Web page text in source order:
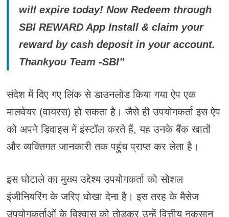
will expire today! Now Redeem through
SBI REWARD App Install & claim your
reward by cash deposit in your account.
Thankyou Team -SBI”
संदेश में दिए गए लिंक से डाउनलोड किया गया ऐप एक
मालवेयर (वायरस) हो सकता है। जैसे ही उपयोगकर्ता इस ऐप
को अपने डिवाइस में इंस्टॉल करते हैं, यह उनके बैंक खातों
और व्यक्तिगत जानकारी तक पहुंच प्राप्त कर लेता है।
इस घोटाले का मुख्य उद्देश्य उपयोगकर्ता को सोशल
इंजीनियरिंग के जरिए धोखा देना है। इस तरह के मैसेज
उपयोगकर्ताओं के विश्वास को तोड़कर उन्हें वित्तीय नुकसान